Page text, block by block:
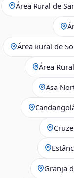
Área Rural de
Área Rural de
Área
Asa
Granja